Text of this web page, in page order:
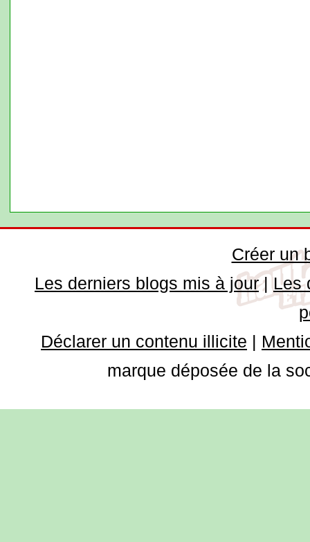
Créer un
Les derniers blogs mis à jour|Les
Déclarer un contenu illicite |
marque déposée de la